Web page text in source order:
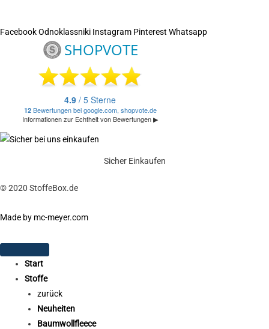
FacebookOdnoklassniki Instagram Pinterest Whatsapp
Sicher Einkaufen
© 2020 StoffeBox.de
Made by mc-meyer.com
Start
Stoffe
zurück
Neuheiten
Baumwollfleece